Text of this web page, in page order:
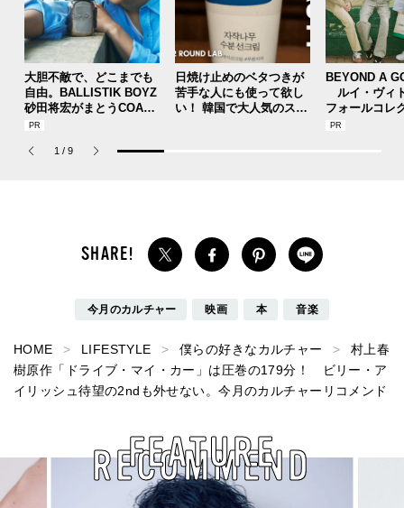
大胆不敵で、どこまでも
自由。BALLISTIK BOYZ
砂田将宏がまとうCOACH
の新作フレグランス「コ
パルファム」
日焼け止めのベタつきが
苦手な人にも使って欲し
い！ 韓国で大人気のスト
BEYOND A
ルイ・ヴィ
フォールコレ
描くプレッピ
1 / 9
今月のカルチャー 映画 本 音楽
HOME LIFESTYLE 僕らの好きなカルチャー
村上春
樹原作「ドライブ・マイ・カー」は圧巻の179分！ ビリー・ア
イリッシュ待望の2ndも外せない。今月のカルチャーリコメンド
RECOMMEND
FEATURE